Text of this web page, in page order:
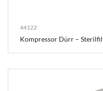
44122
Kompressor Dürr –